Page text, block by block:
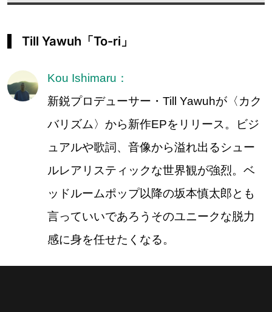
Till Yawuh「To-ri」
Kou Ishimaru：
新鋭プロデューサー・Till Yawuhが〈カク
バリズム〉から新作EPをリリース。ビジ
ュアルや歌詞、音像から溢れ出るシュー
ルレアリスティックな世界観が強烈。ベ
ッドルームポップ以降の坂本慎太郎とも
言っていいであろうそのユニークな脱力
感に身を任せたくなる。